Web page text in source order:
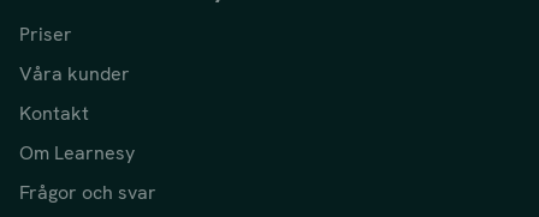
Priser
Våra kunder
Kontakt
Om Learnesy
Frågor och svar